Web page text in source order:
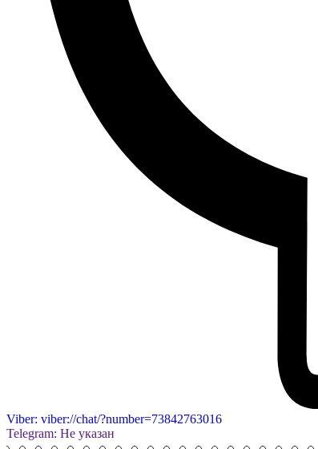
Viber: viber://chat/?number=73842763016
Telegram: Не указан